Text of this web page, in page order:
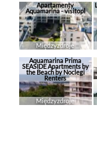
Apartamenty
Aquamarina - visitopl
Międzyzdroje
Aquamarina Prima
SEASIDE Apartments by
the Beach by Noclegi
Renters
Międzyzdroje